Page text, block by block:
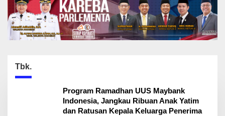
Tbk.
Program Ramadhan UUS Maybank
Indonesia, Jangkau Ribuan Anak Yatim
dan Ratusan Kepala Keluarga Penerima